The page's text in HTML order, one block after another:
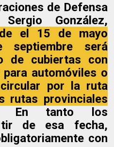
de Defensa
González,
el 15 de mayo
será
de cubiertas con
automóviles o
por la ruta
rutas provinciales
En tanto los
de esa fecha,
con